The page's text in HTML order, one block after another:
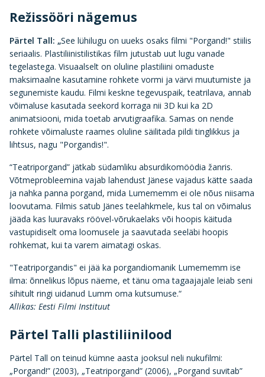
Režissööri nägemus
Pärtel Tall: „See lühilugu on uueks osaks filmi "Porgand!" stiilis
seriaalis. Plastiliinistilistikas film jutustab uut lugu vanade
tegelastega. Visuaalselt on oluline plastiliini omaduste
maksimaalne kasutamine rohkete vormi ja värvi muutumiste ja
segunemiste kaudu. Filmi keskne tegevuspaik, teatrilava, annab
võimaluse kasutada seekord korraga nii 3D kui ka 2D
animatsiooni, mida toetab arvutigraafika. Samas on nende
rohkete võimaluste raames oluline säilitada pildi tinglikkus ja
lihtsus, nagu "Porgandis!".
“Teatriporgand” jätkab südamliku absurdikomöödia žanris.
Võtmeprobleemina vajab lahendust Jänese vajadus kätte saada
ja nahka panna porgand, mida Lumememm ei ole nõus niisama
loovutama. Filmis satub Jänes teelahkmele, kus tal on võimalus
jääda kas luuravaks röövel-võrukaelaks või hoopis käituda
vastupidiselt oma loomusele ja saavutada seeläbi hoopis
rohkemat, kui ta varem aimatagi oskas.
"Teatriporgandis" ei jää ka porgandiomanik Lumememm ise
ilma: õnnelikus lõpus näeme, et tänu oma tagaajajale leiab seni
sihitult ringi uidanud Lumm oma kutsumuse.“
Allikas: Eesti Filmi Instituut
Pärtel Talli plastiliinilood
Pärtel Tall on teinud kümne aasta jooksul neli nukufilmi:
„Porgand!” (2003), „Teatriporgand” (2006), „Porgand suvitab”